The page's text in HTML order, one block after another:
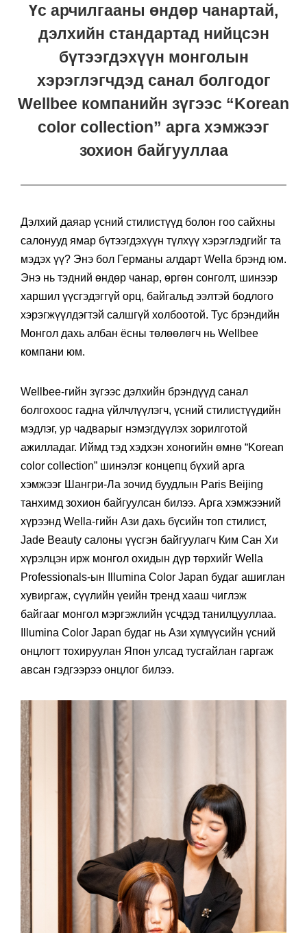
Үс арчилгааны өндөр чанартай,
дэлхийн стандартад нийцсэн
бүтээгдэхүүн монголын
хэрэглэгчдэд санал болгодог
Wellbee компанийн зүгээс “Korean
color collection” арга хэмжээг
зохион байгууллаа
Дэлхий даяар үсний стилистүүд болон гоо сайхны
салонууд ямар бүтээгдэхүүн түлхүү хэрэглэдгийг та
мэдэх үү? Энэ бол Германы алдарт Wella брэнд юм.
Энэ нь тэдний өндөр чанар, өргөн сонголт, шинээр
харшил үүсгэдэггүй орц, байгальд ээлтэй бодлого
хэрэгжүүлдэгтэй салшгүй холбоотой. Тус брэндийн
Монгол дахь албан ёсны төлөөлөгч нь Wellbee
компани юм.
Wellbee-гийн зүгээс дэлхийн брэндүүд санал
болгохоос гадна үйлчлүүлэгч, үсний стилистүүдийн
мэдлэг, ур чадварыг нэмэгдүүлэх зорилготой
ажилладаг. Иймд тэд хэдхэн хоногийн өмнө “Korean
color collection” шинэлэг концепц бүхий арга
хэмжээг Шангри-Ла зочид буудлын Paris Beijing
танхимд зохион байгуулсан билээ. Арга хэмжээний
хүрээнд Wella-гийн Ази дахь бүсийн топ стилист,
Jade Beauty салоны үүсгэн байгуулагч Ким Сан Хи
хүрэлцэн ирж монгол охидын дүр төрхийг Wella
Professionals-ын Illumina Color Japan будаг ашиглан
хувиргаж, сүүлийн үеийн тренд хааш чиглэж
байгааг монгол мэргэжлийн үсчдэд танилцууллаа.
Illumina Color Japan будаг нь Ази хүмүүсийн үсний
онцлогт тохируулан Япон улсад тусгайлан гаргаж
авсан гэдгээрээ онцлог билээ.